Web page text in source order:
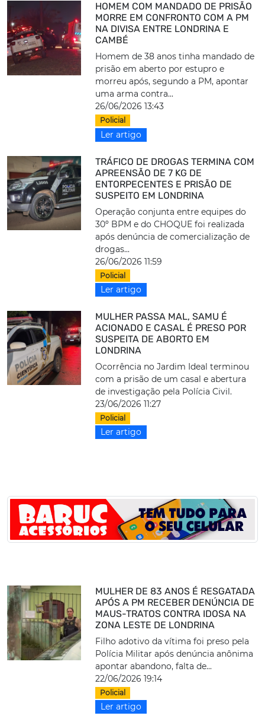
HOMEM COM MANDADO DE PRISÃO
MORRE EM CONFRONTO COM A PM
NA DIVISA ENTRE LONDRINA E
CAMBÉ
Homem de 38 anos tinha mandado de
prisão em aberto por estupro e
morreu após, segundo a PM, apontar
uma arma contra...
26/06/2026 13:43
Policial
Ler artigo
TRÁFICO DE DROGAS TERMINA COM
APREENSÃO DE 7 KG DE
ENTORPECENTES E PRISÃO DE
SUSPEITO EM LONDRINA
Operação conjunta entre equipes do
30º BPM e do CHOQUE foi realizada
após denúncia de comercialização de
drogas...
26/06/2026 11:59
Policial
Ler artigo
MULHER PASSA MAL, SAMU É
ACIONADO E CASAL É PRESO POR
SUSPEITA DE ABORTO EM
LONDRINA
Ocorrência no Jardim Ideal terminou
com a prisão de um casal e abertura
de investigação pela Polícia Civil.
23/06/2026 11:27
Policial
Ler artigo
MULHER DE 83 ANOS É RESGATADA
APÓS A PM RECEBER DENÚNCIA DE
MAUS-TRATOS CONTRA IDOSA NA
ZONA LESTE DE LONDRINA
Filho adotivo da vítima foi preso pela
Polícia Militar após denúncia anônima
apontar abandono, falta de...
22/06/2026 19:14
Policial
Ler artigo